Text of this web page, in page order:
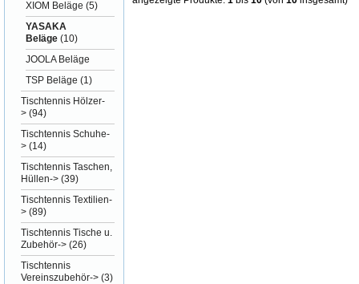
XIOM Beläge (5)
YASAKA
Beläge (10)
JOOLA Beläge
TSP Beläge (1)
Tischtennis Hölzer-
> (94)
Tischtennis Schuhe-
> (14)
Tischtennis Taschen,
Hüllen-> (39)
Tischtennis Textilien-
> (89)
Tischtennis Tische u.
Zubehör-> (26)
Tischtennis
Vereinszubehör-> (3)